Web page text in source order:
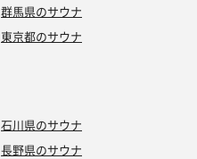
群馬県のサウナ
東京都のサウナ
石川県のサウナ
長野県のサウナ